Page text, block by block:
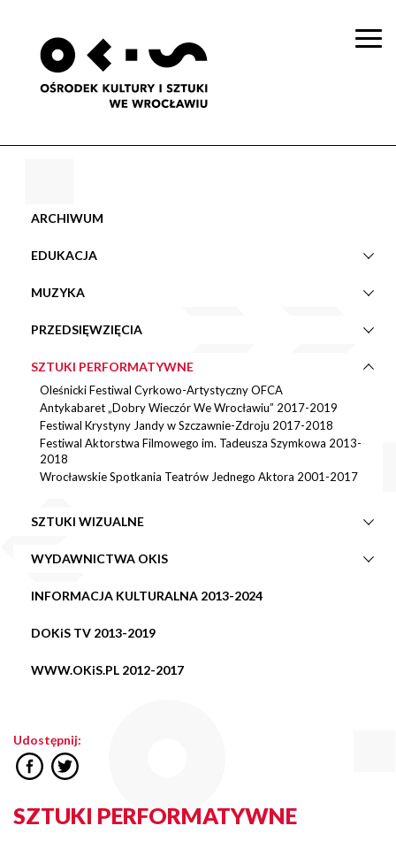
ARCHIWUM
EDUKACJA
MUZYKA
PRZEDSIĘWZIĘCIA
SZTUKI PERFORMATYWNE
Oleśnicki Festiwal Cyrkowo-Artystyczny OFCA
Antykabaret „Dobry Wieczór We Wrocławiu” 2017-2019
Festiwal Krystyny Jandy w Szczawnie-Zdroju 2017-2018
Festiwal Aktorstwa Filmowego im. Tadeusza Szymkowa 2013-
2018
Wrocławskie Spotkania Teatrów Jednego Aktora 2001-2017
SZTUKI WIZUALNE
WYDAWNICTWA OKIS
INFORMACJA KULTURALNA 2013-2024
DOKiS TV 2013-2019
WWW.OKiS.PL 2012-2017
Udostępnij:
SZTUKI PERFORMATYWNE